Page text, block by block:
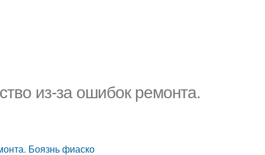
из-за ошибок ремонта.
Боязнь фиаско